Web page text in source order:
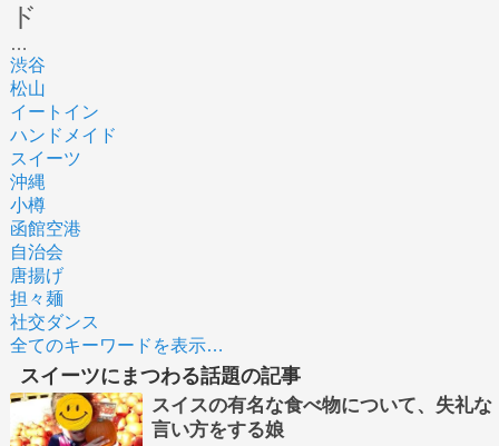
ド
…
渋谷
松山
イートイン
ハンドメイド
スイーツ
沖縄
小樽
函館空港
自治会
唐揚げ
担々麺
社交ダンス
全てのキーワードを表示…
スイーツにまつわる話題の記事
スイスの有名な食べ物について、失礼な
言い方をする娘